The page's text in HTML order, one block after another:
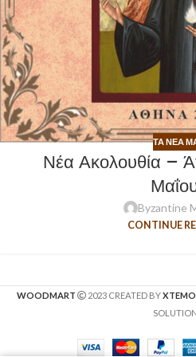
ΤΑ ΝΈΑ
Νέα Ακολουθία –
Byzantine
CONTINUE
WOODMART 2023 CREATED BY